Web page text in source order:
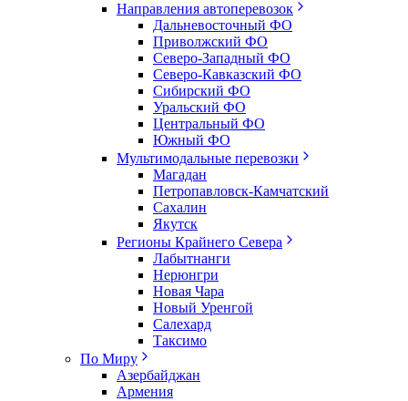
Направления автоперевозок
Дальневосточный ФО
Приволжский ФО
Северо-Западный ФО
Северо-Кавказский ФО
Сибирский ФО
Уральский ФО
Центральный ФО
Южный ФО
Мультимодальные перевозки
Магадан
Петропавловск-Камчатский
Сахалин
Якутск
Регионы Крайнего Севера
Лабытнанги
Нерюнгри
Новая Чара
Новый Уренгой
Салехард
Таксимо
По Миру
Азербайджан
Армения